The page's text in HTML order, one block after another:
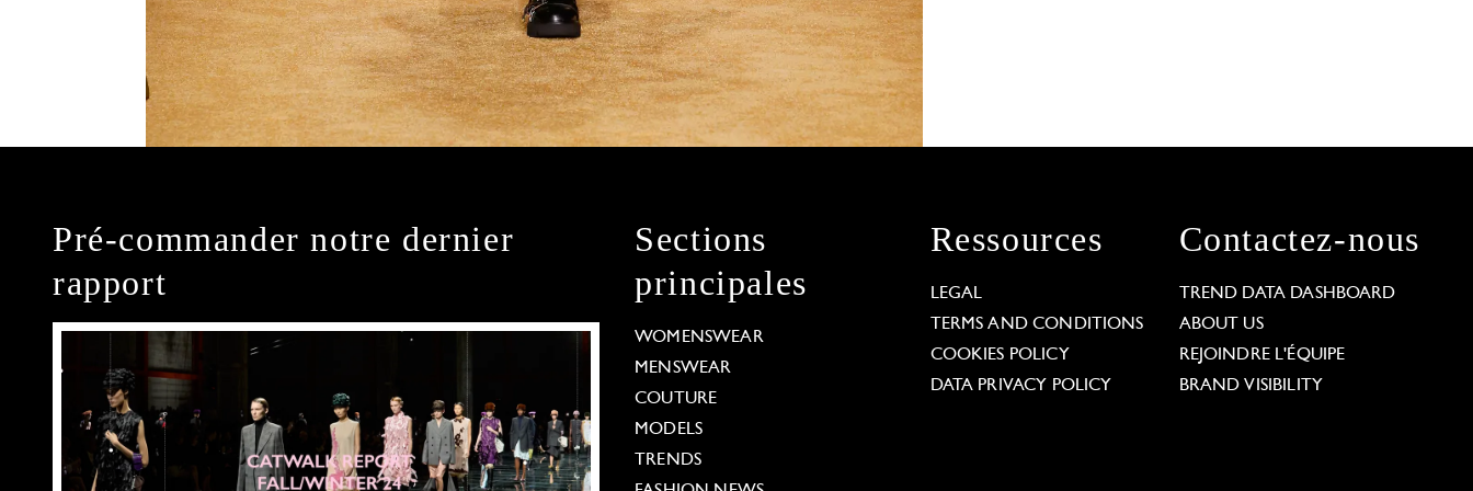
Pré-commander notre dernier
rapport
Sections
principales
WOMENSWEAR
MENSWEAR
COUTURE
MODELS
TRENDS
Ressources
LEGAL
TERMS AND CONDITIONS
COOKIES POLICY
DATA PRIVACY POLICY
Contactez-nous
TREND DATA DASHBOARD
ABOUT US
REJOINDRE L'ÉQUIPE
BRAND VISIBILITY